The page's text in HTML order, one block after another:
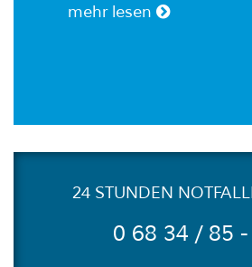
mehr lesen
24 STUNDEN
0 68 34 / 85 -